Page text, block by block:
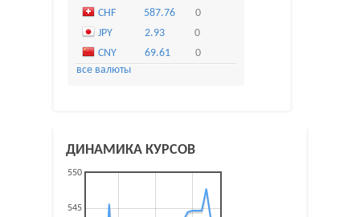
CHF
587.76
0
JPY
2.93
0
CNY
69.61
0
все валюты
ДИНАМИКА КУРСОВ
545
550